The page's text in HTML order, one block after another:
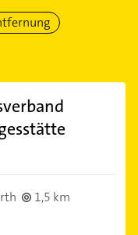
1,5 km